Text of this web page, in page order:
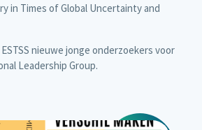
in Times of Global Uncertainty and
nieuwe jonge onderzoekers voor
Leadership Group.